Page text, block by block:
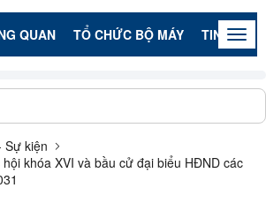
QUAN TỔ CHỨC BỘ MÁY TIN TỨC -
Sự kiện
khóa XVI và bầu cử đại biểu HĐND các